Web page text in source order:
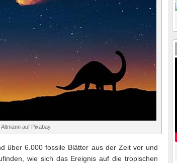
auf Pixabay
über 6.000 fossile Blätter aus der Zeit vor und
wie sich das Ereignis auf die tropischen